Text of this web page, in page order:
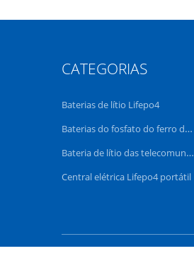
CATEGORIAS
Baterias de lítio Lifepo4
Baterias do fosfato do ferro do lítio
Bateria de lítio das telecomunicações
Central elétrica Lifepo4 portátil